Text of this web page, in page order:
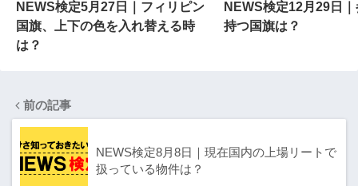
NEWS検定5月27日｜フィリピン
国旗、上下の色を入れ替える時
は？
NEWS検定12月29日
持つ国旗は？
前の記事
NEWS検定8月8日｜現在国内の上場リートで
扱っている物件は？